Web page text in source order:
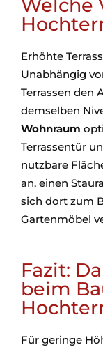
Welche
Erhöhte
Unabhängig
Terrassen den
demselben
Wohnraum
Terrassentür
nutzbare
an, einen
sich dort zum
Gartenmöbel
Fazit:
beim
Für geringe